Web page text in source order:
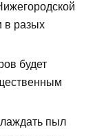
в разых
будет
пыл